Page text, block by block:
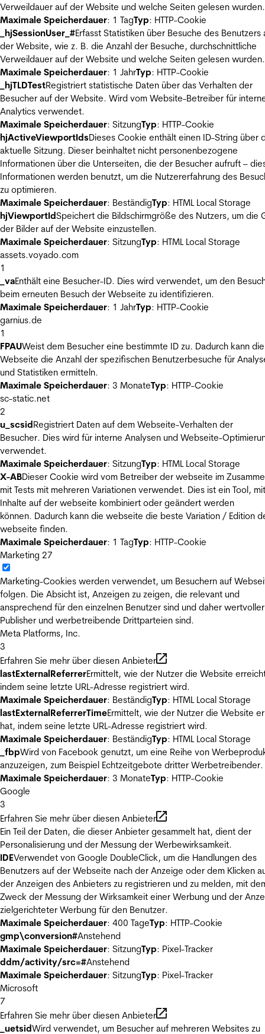
Verweildauer auf der Website und welche Seiten gelesen wurden.
Maximale Speicherdauer: 1 TagTyp: HTTP-Cookie
_hjSessionUser_#Erfasst Statistiken über Besuche des Benutzers
der Website, wie z. B. die Anzahl der Besuche, durchschnittliche
Verweildauer auf der Website und welche Seiten gelesen wurden.
Maximale Speicherdauer: 1 JahrTyp: HTTP-Cookie
_hjTLDTestRegistriert statistische Daten über das Verhalten der
Besucher auf der Website. Wird vom Website-Betreiber für
Analytics verwendet.
Maximale Speicherdauer: SitzungTyp: HTTP-Cookie
hjActiveViewportIdsDieses Cookie enthält einen ID-String über
aktuelle Sitzung. Dieser beinhaltet nicht personenbezogene
Informationen über die Unterseiten, die der Besucher aufruft –
Informationen werden benutzt, um die Nutzererfahrung des
zu optimieren.
Maximale Speicherdauer: BeständigTyp: HTML Local Storage
hjViewportIdSpeichert die Bildschirmgröße des Nutzers, um die
der Bilder auf der Website einzustellen.
Maximale Speicherdauer: SitzungTyp: HTML Local Storage
assets.voyado.com
1
_vaEnthält eine Besucher-ID. Dies wird verwendet, um den
beim erneuten Besuch der Webseite zu identifizieren.
Maximale Speicherdauer: 1 JahrTyp: HTTP-Cookie
garnius.de
1
FPAUWeist dem Besucher eine bestimmte ID zu. Dadurch kann die
Webseite die Anzahl der spezifischen Benutzerbesuche für
und Statistiken ermitteln.
Maximale Speicherdauer: 3 MonateTyp: HTTP-Cookie
sc-static.net
2
u_scsidRegistriert Daten auf dem Webseite-Verhalten der
Besucher. Dies wird für interne Analysen und Webseite-
verwendet.
Maximale Speicherdauer: SitzungTyp: HTML Local Storage
X-ABDieser Cookie wird vom Betreiber der webseite im
mit Tests mit mehreren Variationen verwendet. Dies ist ein Tool,
Inhalte auf der webseite kombiniert oder geändert werden
können. Dadurch kann die webseite die beste Variation / Edition
webseite finden.
Maximale Speicherdauer: 1 TagTyp: HTTP-Cookie
Marketing 27
Marketing-Cookies werden verwendet, um Besuchern auf
folgen. Die Absicht ist, Anzeigen zu zeigen, die relevant und
ansprechend für den einzelnen Benutzer sind und daher
Publisher und werbetreibende Drittparteien sind.
Meta Platforms, Inc.
3
Erfahren Sie mehr über diesen Anbieter
lastExternalReferrerErmittelt, wie der Nutzer die Website
indem seine letzte URL-Adresse registriert wird.
Maximale Speicherdauer: BeständigTyp: HTML Local Storage
lastExternalReferrerTimeErmittelt, wie der Nutzer die Website
hat, indem seine letzte URL-Adresse registriert wird.
Maximale Speicherdauer: BeständigTyp: HTML Local Storage
_fbpWird von Facebook genutzt, um eine Reihe von
anzuzeigen, zum Beispiel Echtzeitgebote dritter Werbetreibender.
Maximale Speicherdauer: 3 MonateTyp: HTTP-Cookie
Google
3
Erfahren Sie mehr über diesen Anbieter
Ein Teil der Daten, die dieser Anbieter gesammelt hat, dient der
Personalisierung und der Messung der Werbewirksamkeit.
IDEVerwendet von Google DoubleClick, um die Handlungen des
Benutzers auf der Webseite nach der Anzeige oder dem Klicken
der Anzeigen des Anbieters zu registrieren und zu melden, mit
Zweck der Messung der Wirksamkeit einer Werbung und der
zielgerichteter Werbung für den Benutzer.
Maximale Speicherdauer: 400 TageTyp: HTTP-Cookie
gmp\conversion#Anstehend
Maximale Speicherdauer: SitzungTyp: Pixel-Tracker
ddm/activity/src=#Anstehend
Maximale Speicherdauer: SitzungTyp: Pixel-Tracker
Microsoft
7
Erfahren Sie mehr über diesen Anbieter
_uetsidWird verwendet, um Besucher auf mehreren Websites zu